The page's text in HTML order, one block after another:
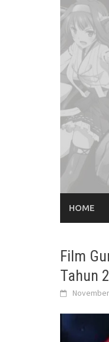
HOME
Film
Tahun